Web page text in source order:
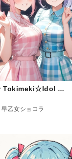
Super Tokimeki☆Idol Club
早乙女ショコラ